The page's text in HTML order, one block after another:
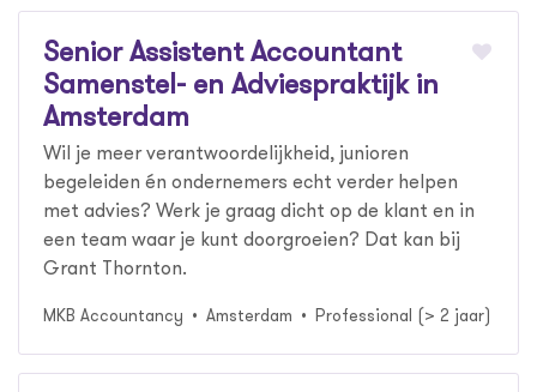
Senior Assistent Accountant
Samenstel- en Adviespraktijk in
Amsterdam
Wil je meer verantwoordelijkheid, junioren
begeleiden én ondernemers echt verder helpen
met advies? Werk je graag dicht op de klant en in
een team waar je kunt doorgroeien? Dat kan bij
Grant Thornton.
MKB Accountancy Amsterdam Professional (> 2 jaar)